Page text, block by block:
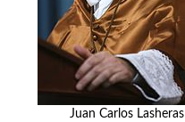
Juan Carlos Lasheras